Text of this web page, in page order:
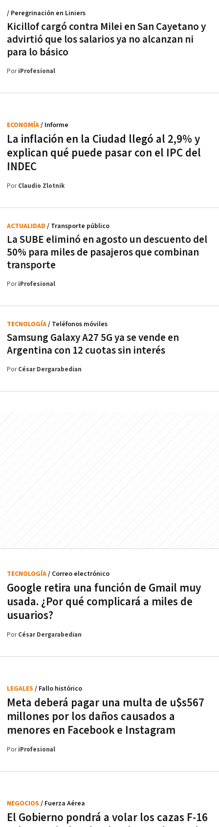
Kicillof cargó contra Milei en San Cayetano y
advirtió que los salarios ya no alcanzan ni
para lo básico
/ Peregrinación en Liniers
PoriProfesional
La inflación en la Ciudad llegó al 2,9% y
explican qué puede pasar con el IPC del
INDEC
ECONOMÍA/ Informe
PorClaudio Zlotnik
La SUBE eliminó en agosto un descuento del
50% para miles de pasajeros que combinan
transporte
ACTUALIDAD / Transporte público
PoriProfesional
Samsung Galaxy A27 5G ya se vende en
Argentina con 12 cuotas sin interés
TECNOLOGÍA/ Teléfonos móviles
PorCésar Dergarabedian
Google retira una función de Gmail muy
usada. ¿Por qué complicará a miles de
usuarios?
TECNOLOGÍA/ Correo electrónico
PorCésar Dergarabedian
Meta deberá pagar una multa de u$s567
millones por los daños causados a
menores en Facebook e Instagram
LEGALES / Fallo histórico
PoriProfesional
El Gobierno pondrá a volar los cazas F-16
NEGOCIOS / Fuerza Aérea